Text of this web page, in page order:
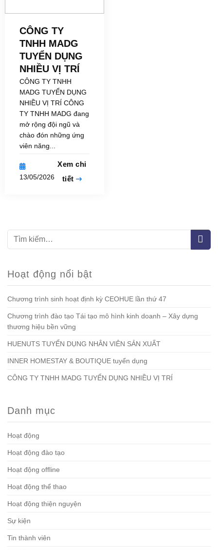
CÔNG TY
TNHH MADG
TUYỂN DỤNG
NHIỀU VỊ TRÍ
CÔNG TY TNHH
MADG TUYỂN DỤNG
NHIỀU VỊ TRÍ CÔNG
TY TNHH MADG đang
mở rộng đội ngũ và
chào đón những ứng
viên năng...
13/05/2026
Xem chi
tiết
Hoạt động nổi bật
Chương trình sinh hoạt định kỳ CEOHUE lần thứ 47
Chương trình đào tạo Tái tạo mô hình kinh doanh – Xây dựng
thương hiệu bền vững
HUENUTS TUYỂN DỤNG NHÂN VIÊN SẢN XUẤT
INNER HOMESTAY & BOUTIQUE tuyển dụng
CÔNG TY TNHH MADG TUYỂN DỤNG NHIỀU VỊ TRÍ
Danh mục
Hoạt động
Hoạt động đào tạo
Hoạt động offline
Hoạt động thể thao
Hoạt động thiện nguyện
Sự kiện
Tin thành viên